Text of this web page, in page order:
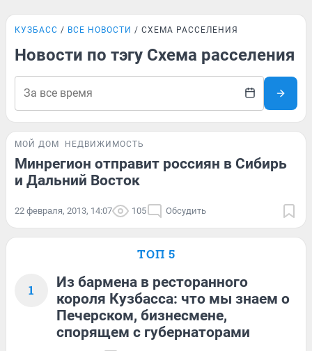
КУЗБАСС ВСЕ НОВОСТИ СХЕМА РАССЕЛЕНИЯ
Новости по тэгу Схема расселения
МОЙ ДОМ НЕДВИЖИМОСТЬ
Минрегион отправит россиян в Сибирь
и Дальний Восток
22 февраля, 2013, 14:07 105 Обсудить
ТОП 5
1
Из бармена в ресторанного
короля Кузбасса: что мы знаем о
Печерском, бизнесмене,
спорящем с губернаторами